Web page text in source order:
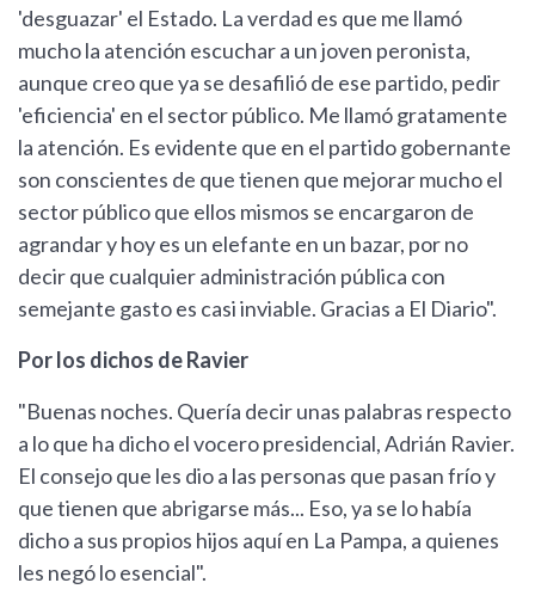
'desguazar' el Estado. La verdad es que me llamó
mucho la atención escuchar a un joven peronista,
aunque creo que ya se desafilió de ese partido, pedir
'eficiencia' en el sector público. Me llamó gratamente
la atención. Es evidente que en el partido gobernante
son conscientes de que tienen que mejorar mucho el
sector público que ellos mismos se encargaron de
agrandar y hoy es un elefante en un bazar, por no
decir que cualquier administración pública con
semejante gasto es casi inviable. Gracias a El Diario".
Por los dichos de Ravier
"Buenas noches. Quería decir unas palabras respecto
a lo que ha dicho el vocero presidencial, Adrián Ravier.
El consejo que les dio a las personas que pasan frío y
que tienen que abrigarse más... Eso, ya se lo había
dicho a sus propios hijos aquí en La Pampa, a quienes
les negó lo esencial".